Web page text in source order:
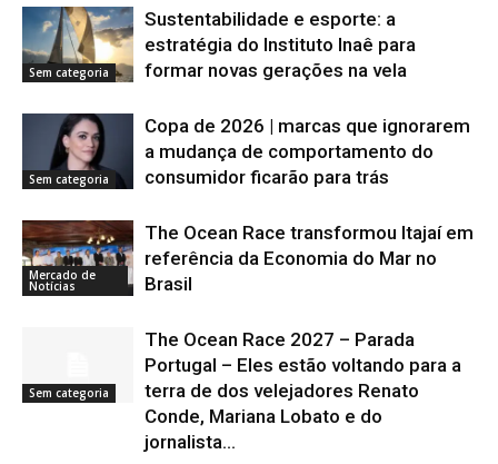
Sem categoria
Sustentabilidade e esporte: a
estratégia do Instituto Inaê para
formar novas gerações na vela
Sem categoria
Copa de 2026 | marcas que ignorarem
a mudança de comportamento do
consumidor ficarão para trás
Mercado de
Notícias
The Ocean Race transformou Itajaí em
referência da Economia do Mar no
Brasil
Sem categoria
The Ocean Race 2027 – Parada
Portugal – Eles estão voltando para a
terra de dos velejadores Renato
Conde, Mariana Lobato e do
jornalista...